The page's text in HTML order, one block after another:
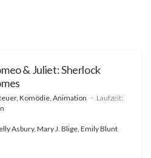
& Juliet: Sherlock
Komödie, Animation
Laufzeit:
Asbury, Mary J. Blige, Emily Blunt